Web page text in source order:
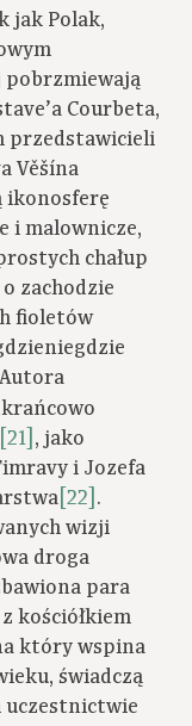
jak Polak,
pobrzmiewają
Courbeta,
przedstawicieli
Věšína
ikonosferę
i malownicze,
chałup
zachodzie
fioletów
[21] , jako
i Jozefa
[22] .
wizji
droga
para
kościółkiem
który wspina
świadczą
uczestnictwie